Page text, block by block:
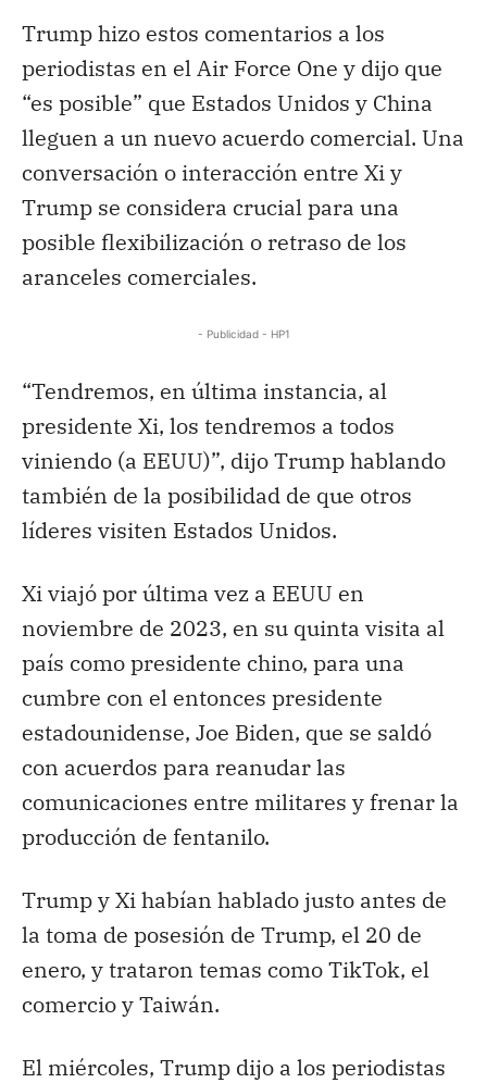
Trump hizo estos comentarios a los
periodistas en el Air Force One y dijo que
“es posible” que Estados Unidos y China
lleguen a un nuevo acuerdo comercial. Una
conversación o interacción entre Xi y
Trump se considera crucial para una
posible flexibilización o retraso de los
aranceles comerciales.
- Publicidad - HP1
“Tendremos, en última instancia, al
presidente Xi, los tendremos a todos
viniendo (a EEUU)”, dijo Trump hablando
también de la posibilidad de que otros
líderes visiten Estados Unidos.
Xi viajó por última vez a EEUU en
noviembre de 2023, en su quinta visita al
país como presidente chino, para una
cumbre con el entonces presidente
estadounidense, Joe Biden, que se saldó
con acuerdos para reanudar las
comunicaciones entre militares y frenar la
producción de fentanilo.
Trump y Xi habían hablado justo antes de
la toma de posesión de Trump, el 20 de
enero, y trataron temas como TikTok, el
comercio y Taiwán.
El miércoles, Trump dijo a los periodistas